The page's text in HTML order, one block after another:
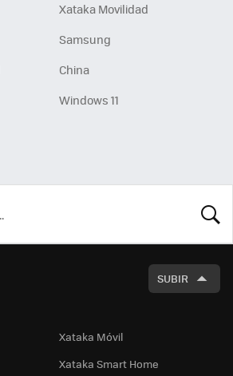
Xataka Movilidad
Samsung
China
Windows 11
SUBIR
Xataka Móvil
Xataka Smart Home